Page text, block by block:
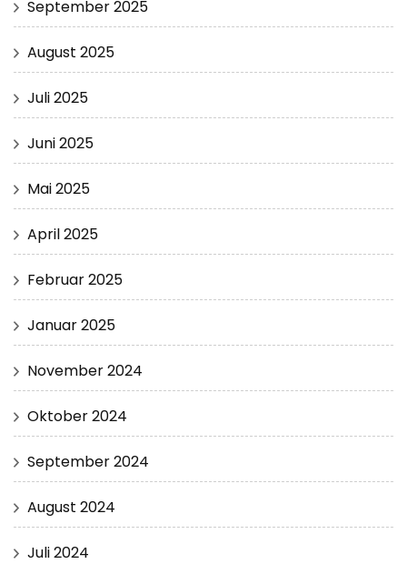
September 2025
August 2025
Juli 2025
Juni 2025
Mai 2025
April 2025
Februar 2025
Januar 2025
November 2024
Oktober 2024
September 2024
August 2024
Juli 2024